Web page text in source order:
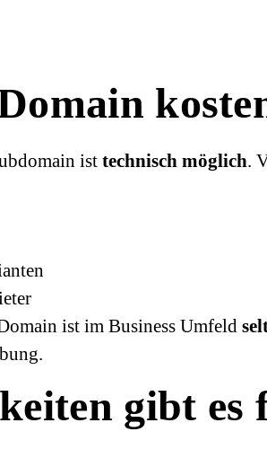
ist technisch möglich.
ist im Business Umfeld
gibt es